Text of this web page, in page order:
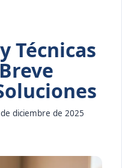
Técnicas
diciembre de 2025